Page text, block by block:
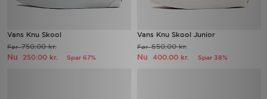
Vans Knu Skool
Før750.00 kr.
Nu 250.00 kr. Spar 67%
Vans Knu Skool Junior
Før650.00 kr.
Nu 400.00 kr. Spar 38%